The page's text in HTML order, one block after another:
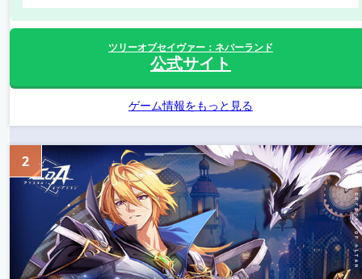
ツリーオブセイヴァー：ネバーランド
公式サイト
ゲーム情報をもっと見る
2